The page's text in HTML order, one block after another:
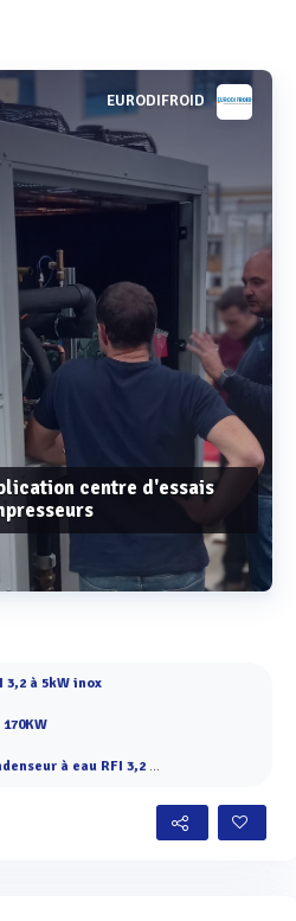
EURODIFROID
centre d'essais
plus
3,2 à 5kW inox
à eau RFI 3,2 à 9 kW